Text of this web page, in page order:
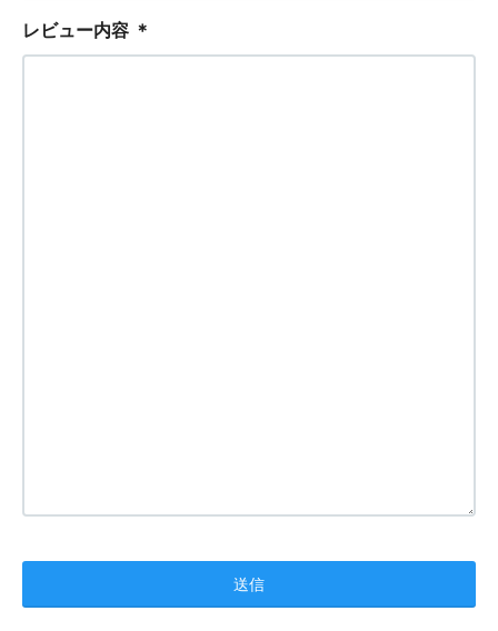
レビュー内容 ＊